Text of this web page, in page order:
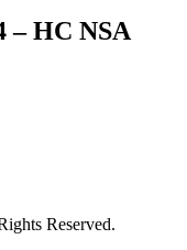
– HC NSA
Reserved.